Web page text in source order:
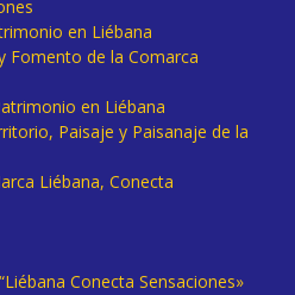
en Liébana
Fomento de la Comarca
en Liébana
Paisaje y Paisanaje de la
Liébana, Conecta
Conecta Sensaciones»